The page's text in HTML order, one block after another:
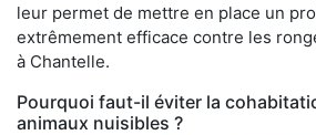
leur permet de mettre en place un
extrêmement efficace contre les
à Chantelle.
Pourquoi faut-il éviter la
animaux nuisibles ?